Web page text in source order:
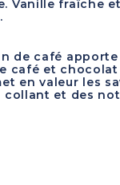
Vanille fraîche
de café
café et
en valeur les
collant et des